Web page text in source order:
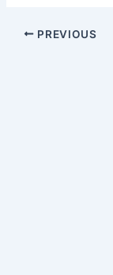
PREVIOUS